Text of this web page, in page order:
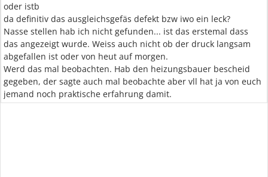
oder istb
da definitiv das ausgleichsgefäs defekt bzw iwo ein leck?
Nasse stellen hab ich nicht gefunden... ist das erstemal dass
das angezeigt wurde. Weiss auch nicht ob der druck langsam
abgefallen ist oder von heut auf morgen.
Werd das mal beobachten. Hab den heizungsbauer bescheid
gegeben, der sagte auch mal beobachte aber vll hat ja von euch
jemand noch praktische erfahrung damit.